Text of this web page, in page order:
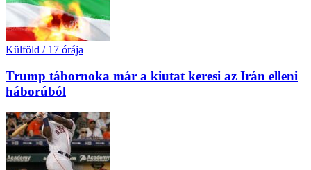
Külföld / 17 órája
Trump tábornoka már a kiutat keresi az Irán elleni
háborúból